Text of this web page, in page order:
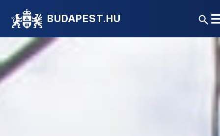
BUDAPEST.HU